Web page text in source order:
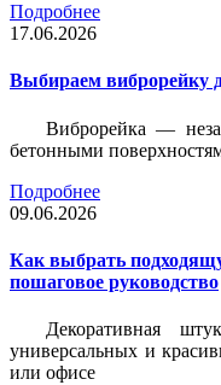
Подробнее
17.06.2026
Выбираем виброрейку
Виброрейка —
бетонными
Подробнее
09.06.2026
Как выбрать
пошаговое руководство
Декоративная
универсальных и
или офисе